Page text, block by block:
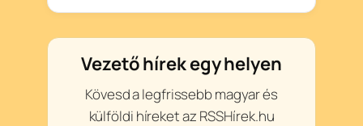
Vezető hírek egy helyen
Kövesd a legfrissebb magyar és
külföldi híreket az RSSHírek.hu